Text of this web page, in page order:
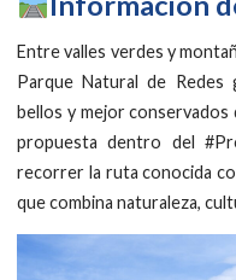
Entre valles verdes y
Parque Natural de Redes
bellos y mejor conservados
propuesta dentro del
recorrer la ruta conocida
que combina naturaleza,